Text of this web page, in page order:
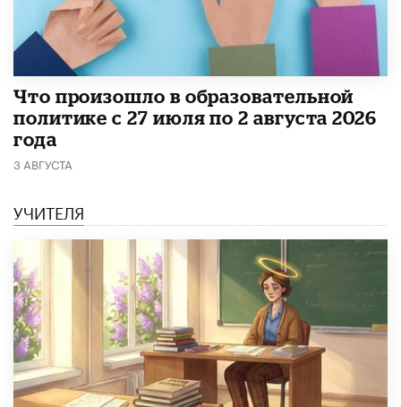
​Что произошло в образовательной
политике с 27 июля по 2 августа 2026
года
3 АВГУСТА
УЧИТЕЛЯ